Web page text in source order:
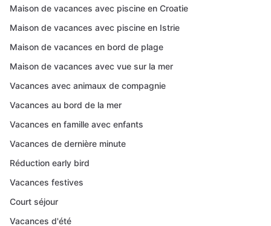
Maison de vacances avec piscine en Croatie
Maison de vacances avec piscine en Istrie
Maison de vacances en bord de plage
Maison de vacances avec vue sur la mer
Vacances avec animaux de compagnie
Vacances au bord de la mer
Vacances en famille avec enfants
Vacances de dernière minute
Réduction early bird
Vacances festives
Court séjour
Vacances d'été